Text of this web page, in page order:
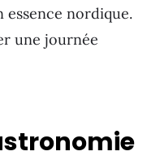
essence nordique.
une journée